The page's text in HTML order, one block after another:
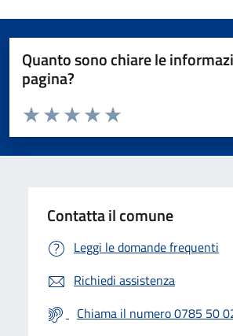
Quanto sono chiare le
pagina?
Valuta da 1 a 5 stelle la pagina
Valuta 5 stelle su 5
Valuta 4 stelle su 5
Valuta 3 stelle su 5
Valuta 2 stelle su 5
Valuta 1 stelle su 5
Contatta il comune
Leggi le domande frequenti
Richiedi assistenza
Chiama il numero 0785 50